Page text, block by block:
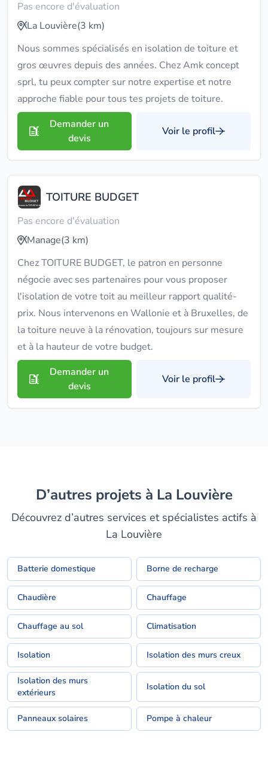
Pas encore d'évaluation
La Louvière(3 km)
Nous sommes spécialisés en isolation de toiture et
gros œuvres depuis des années. Chez Amk concept
sprl, tu peux compter sur notre expertise et notre
approche fiable pour tous tes projets de toiture.
Demander un
devis
Voir le profil
TOITURE BUDGET
Pas encore d'évaluation
Manage(3 km)
Chez TOITURE BUDGET, le patron en personne
négocie avec ses partenaires pour vous proposer
l'isolation de votre toit au meilleur rapport qualité-
prix. Nous intervenons en Wallonie et à Bruxelles, de
la toiture neuve à la rénovation, toujours sur mesure
et à la hauteur de votre budget.
Demander un
devis
Voir le profil
D’autres projets à La Louvière
Découvrez d’autres services et spécialistes actifs à
La Louvière
Batterie domestique Borne de recharge
Chaudière Chauffage
Chauffage au sol Climatisation
Isolation Isolation des murs creux
Isolation des murs
extérieurs
Isolation du sol
Panneaux solaires Pompe à chaleur